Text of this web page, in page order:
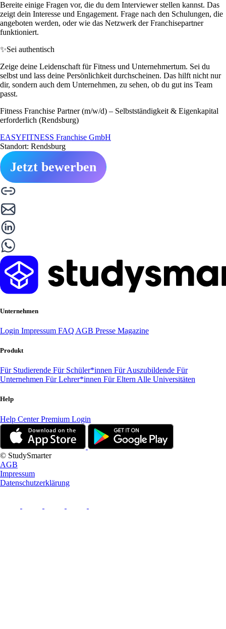
Bereite einige Fragen vor, die du dem Interviewer stellen kannst. Das
zeigt dein Interesse und Engagement. Frage nach den Schulungen, die
angeboten werden, oder wie das Netzwerk der Franchisepartner
funktioniert.
✨Sei authentisch
Zeige deine Leidenschaft für Fitness und Unternehmertum. Sei du
selbst und lass deine Persönlichkeit durchscheinen. Das hilft nicht nur
dir, sondern auch dem Unternehmen, zu sehen, ob du gut ins Team
passt.
Fitness Franchise Partner (m/w/d) – Selbstständigkeit & Eigenkapital
erforderlich (Rendsburg)
EASYFITNESS Franchise GmbH
Standort: Rendsburg
Jetzt bewerben
Unternehmen
Login Impressum FAQ AGB Presse Magazine
Produkt
Für Studierende Für Schüler*innen Für Auszubildende Für
Unternehmen Für Lehrer*innen Für Eltern Alle Universitäten
Help
Help CenterPremium Login
© StudySmarter
AGB
Impressum
Datenschutzerklärung